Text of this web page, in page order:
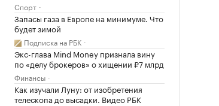
Спорт
Запасы газа в Европе на минимуме. Что
будет зимой
Подписка на РБК
Экс-глава Mind Money признала вину
по «делу брокеров» о хищении ₽7 млрд
Финансы
Как изучали Луну: от изобретения
телескопа до высадки. Видео РБК